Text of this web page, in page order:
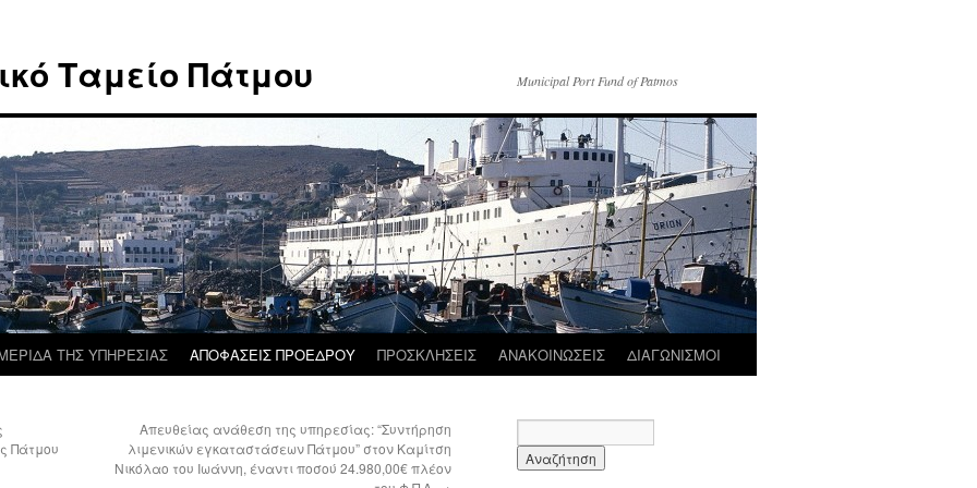
Ταμείο Πάτμου Municipal Port Fund of Patmos
ΤΗΣ ΥΠΗΡΕΣΙΑΣ ΑΠΟΦΑΣΕΙΣ ΠΡΟΕΔΡΟΥ ΠΡΟΣΚΛΗΣΕΙΣ ΑΝΑΚΟΙΝΩΣΕΙΣ ΔΙΑΓΩΝΙΣΜΟΙ
Πάτμου
Απευθείας ανάθεση της υπηρεσίας: “Συντήρηση
λιμενικών εγκαταστάσεων Πάτμου” στον Καμίτση
Νικόλαο του Ιωάννη, έναντι ποσού 24.980,00€ πλέον